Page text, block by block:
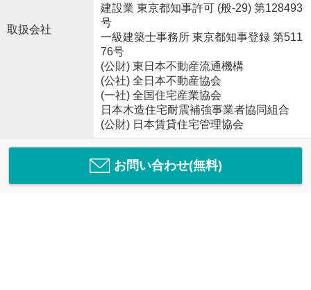
取扱会社
建設業 東京都知事許可 (般-29) 第128493
号
一級建築士事務所 東京都知事登録 第511
76号
(公財) 東日本不動産流通機構
(公社) 全日本不動産協会
(一社) 全国住宅産業協会
日本木造住宅耐震補強事業者協同組合
(公財) 日本賃貸住宅管理協会
お問い合わせ(無料)